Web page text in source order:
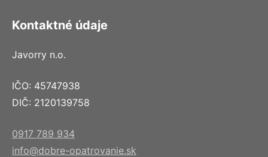
Kontaktné údaje
Javorry n.o.
IČO: 45747938
DIČ: 2120139758
0917 789 934
info@dobre-opatrovanie.sk